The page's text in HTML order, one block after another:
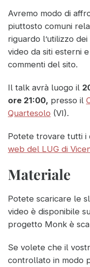
Avremo modo di
piuttosto comuni
riguardo l’utilizzo
video da siti esterni
commenti del sito.
Il talk avrà luogo il
ore 21:00, presso il
Quartesolo (VI).
Potete trovare tutti i
web del LUG di
Materiale
Potete scaricare le
video è disponibile
progetto Monk è
Se volete che il
controllato in modo